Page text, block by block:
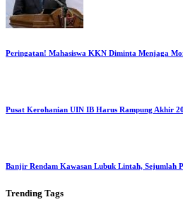
Peringatan! Mahasiswa KKN Diminta Menjaga
Pusat Kerohanian UIN IB Harus Rampung Akhir
Banjir Rendam Kawasan Lubuk Lintah, Sejumlah
Trending Tags